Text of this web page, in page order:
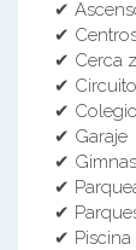
✔
✔
✔ Cerca
✔
✔
✔ Garaje
✔
✔
✔
✔ Piscina